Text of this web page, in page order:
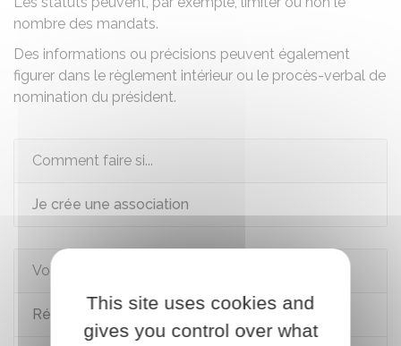
nombre des mandats.
Des informations ou précisions peuvent également
figurer dans le règlement intérieur ou le procès-verbal de
nomination du président.
Comment faire si...
Je crée une association
Voir aussi
Rémunération du dirigeant d'une association
This site uses cookies and
gives you control over what